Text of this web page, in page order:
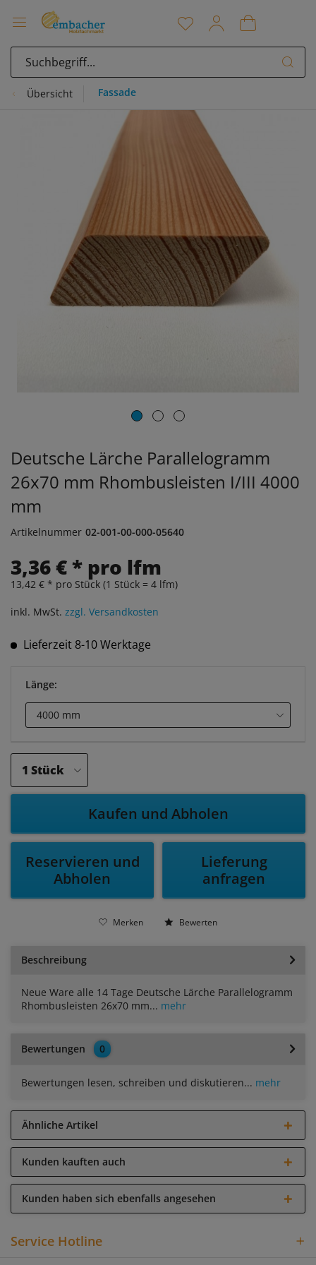
Übersicht Fassade
Deutsche Lärche Parallelogramm
26x70 mm Rhombusleisten I/III 4000
mm
Artikelnummer 02-001-00-000-05640
3,36 € * pro lfm
13,42 € * pro Stück (1 Stück = 4 lfm)
inkl. MwSt. zzgl. Versandkosten
Lieferzeit 8-10 Werktage
Länge:
Kaufen und Abholen
Reservieren und
Abholen
Lieferung
anfragen
Merken Bewerten
Beschreibung
Neue Ware alle 14 Tage Deutsche Lärche Parallelogramm
Rhombusleisten 26x70 mm... mehr
Bewertungen 0
Bewertungen lesen, schreiben und diskutieren... mehr
Ähnliche Artikel
Kunden kauften auch
Kunden haben sich ebenfalls angesehen
Service Hotline